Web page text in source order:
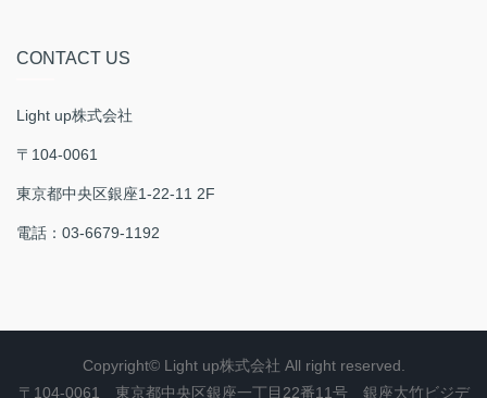
CONTACT US
Light up株式会社
〒104-0061
東京都中央区銀座1-22-11 2F
電話：03-6679-1192
Copyright© Light up株式会社 All right reserved.
〒104-0061 東京都中央区銀座一丁目22番11号 銀座大竹ビジデ